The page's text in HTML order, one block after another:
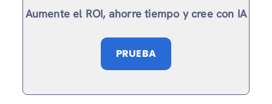
Aumente el ROI, ahorre tiempo y cree con IA
PRUEBA